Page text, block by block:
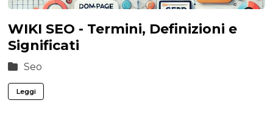
WIKI SEO - Termini, Definizioni e
Significati
Seo
Leggi